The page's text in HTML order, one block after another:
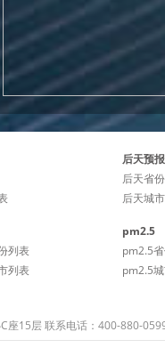
后天预报
后天省
后天城
列表
列表
pm2.5
pm2.5
pm2.5
座15层 联系电话：400-880-